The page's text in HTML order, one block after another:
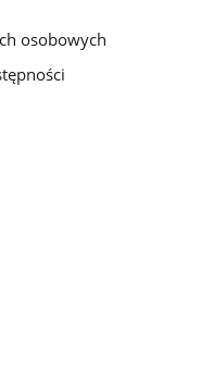
osobowych